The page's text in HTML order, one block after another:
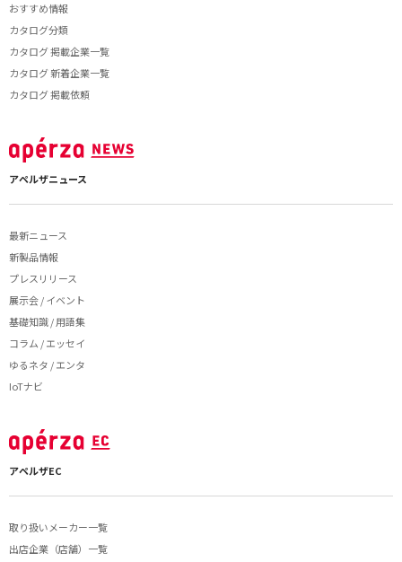
おすすめ情報
カタログ分類
カタログ 掲載企業一覧
カタログ 新着企業一覧
カタログ 掲載依頼
アペルザニュース
最新ニュース
新製品情報
プレスリリース
展示会 / イベント
基礎知識 / 用語集
コラム / エッセイ
ゆるネタ / エンタ
IoTナビ
アペルザEC
取り扱いメーカー一覧
出店企業（店舗）一覧